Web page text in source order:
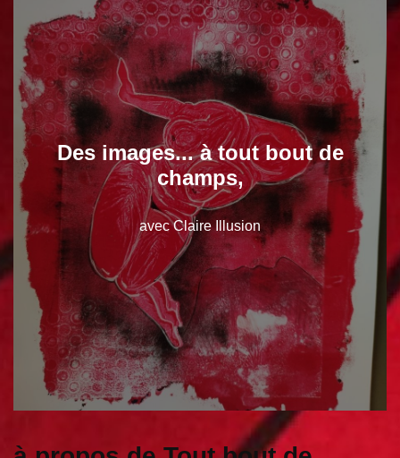
Des images... à tout bout de
champs,
avec Claire Illusion